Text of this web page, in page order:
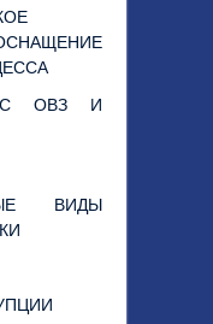
С ОВЗ И
ВИДЫ